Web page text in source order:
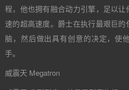
程，他也拥有融合动力引擎，足以
速的超高速度。爵士在执行最艰巨
脑，然后做出具有创意的决定，使
手。
威震天 Megatron